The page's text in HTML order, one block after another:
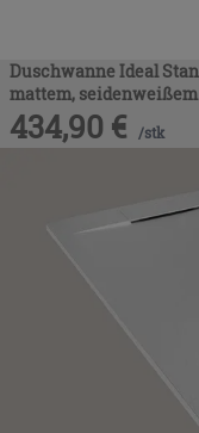
Duschwanne Ideal
mattem,
434,90 € /stk